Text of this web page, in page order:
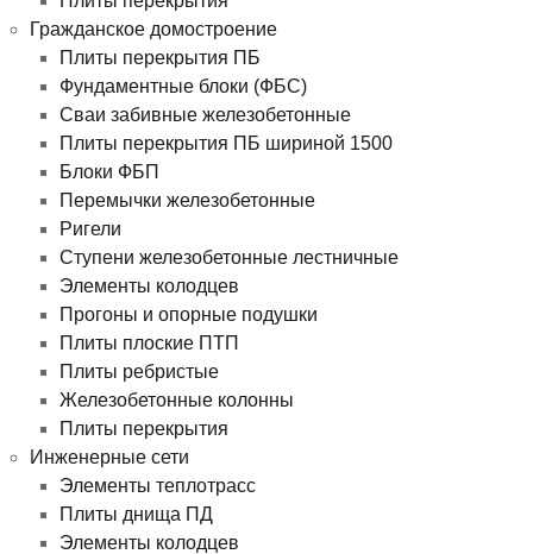
Гражданское домостроение
Плиты перекрытия ПБ
Фундаментные блоки (ФБС)
Сваи забивные железобетонные
Плиты перекрытия ПБ шириной 1500
Блоки ФБП
Перемычки железобетонные
Ригели
Ступени железобетонные лестничные
Элементы колодцев
Прогоны и опорные подушки
Плиты плоские ПТП
Плиты ребристые
Железобетонные колонны
Плиты перекрытия
Инженерные сети
Элементы теплотрасс
Плиты днища ПД
Элементы колодцев